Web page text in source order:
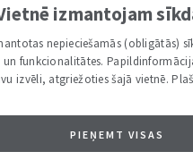
izmantojam
nepieciešamās (obligātās)
funkcionalitātes.
izvēli, atgriežoties šajā vietnē.
PIEŅEMT VISAS